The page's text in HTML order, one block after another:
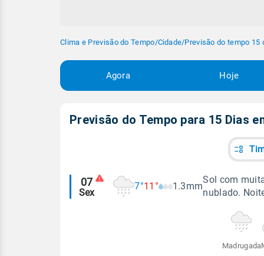
Clima e Previsão do Tempo/Cidade/Previsão do tempo 15
Agora Hoje
Previsão do Tempo para 15 Dias
Alertas
meteorológicos
07
Sex
7°11° 1.3mm
Sol com
nublado.
Madrugada